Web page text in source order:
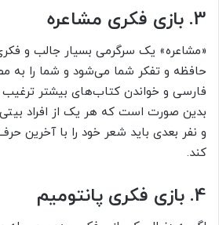
3. بازی فکری مشاعره
«مشاعره» یک سرگرمی بسیار جالب و
حافظه و تفکر شما می‌شود و شما را به
فارسی و خواندن کتاب‌های بیشتر ترغیب
بدین صورت است که هر یک از افراد
و نفر بعدی باید شعر خود را با آخرین
کند.
4. بازی فکری پانتومیم